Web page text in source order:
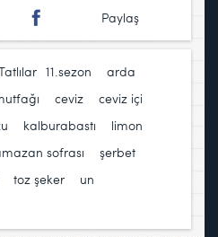
Paylaş
11.sezon
arda
ceviz ceviz içi
kalburabastı
limon
sofrası şerbet
toz şeker un